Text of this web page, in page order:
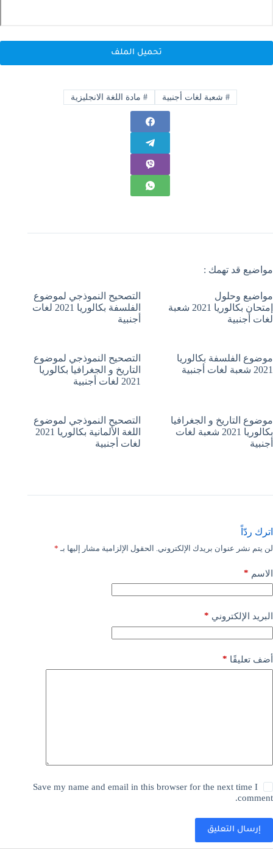
تحميل الملف
# شعبة لغات أجنبية #مادة اللغة الانجليزية
مواضيع قد تهمك :
مواضيع وحلول
إمتحان بكالوريا 2021 شعبة
لغات أجنبية
التصحيح النموذجي لموضوع
الفلسفة بكالوريا 2021 لغات
أجنبية
موضوع الفلسفة بكالوريا
2021 شعبة لغات أجنبية
التصحيح النموذجي لموضوع
التاريخ و الجغرافيا بكالوريا
2021 لغات أجنبية
موضوع التاريخ و الجغرافيا
بكالوريا 2021 شعبة لغات
أجنبية
التصحيح النموذجي لموضوع
اللغة الألمانية بكالوريا 2021
لغات أجنبية
اترك ردّاً
لن يتم نشر عنوان بريدك الإلكتروني. الحقول الإلزامية مشار إليها بـ *
الاسم *
البريد الإلكتروني *
أضف تعليقًا *
Save my name and email in this browser for the next time I
comment.
إرسال التعليق